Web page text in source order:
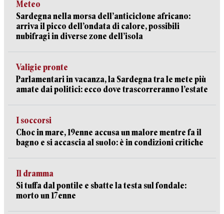
Meteo
Sardegna nella morsa dell’anticiclone africano:
arriva il picco dell’ondata di calore, possibili
nubifragi in diverse zone dell’isola
Valigie pronte
Parlamentari in vacanza, la Sardegna tra le mete più
amate dai politici: ecco dove trascorreranno l’estate
I soccorsi
Choc in mare, 19enne accusa un malore mentre fa il
bagno e si accascia al suolo: è in condizioni critiche
Il dramma
Si tuffa dal pontile e sbatte la testa sul fondale:
morto un 17enne